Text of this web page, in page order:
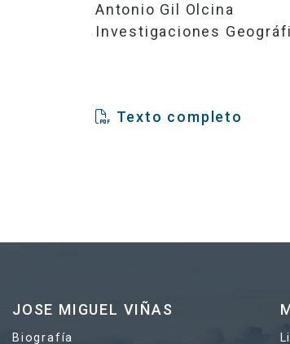
Antonio Gil Olcina
Investigaciones
Texto completo
JOSE MIGUEL VIÑAS
Biografía